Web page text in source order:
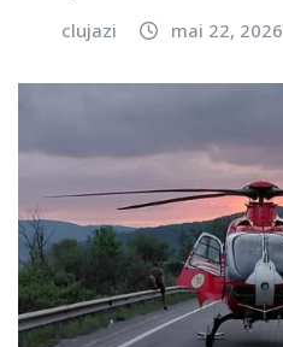
clujazi mai 22, 2026